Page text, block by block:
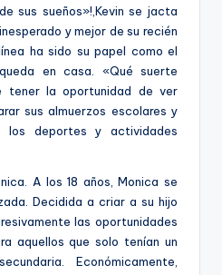
sus sueños»!,Kevin se jacta
y mejor de su recién
ha sido su papel como el
en casa. «Qué suerte
tener la oportunidad de ver
sus almuerzos escolares y
deportes y actividades
A los 18 años, Monica se
Decidida a criar a su hijo
las oportunidades
aquellos que solo tenían un
Económicamente,